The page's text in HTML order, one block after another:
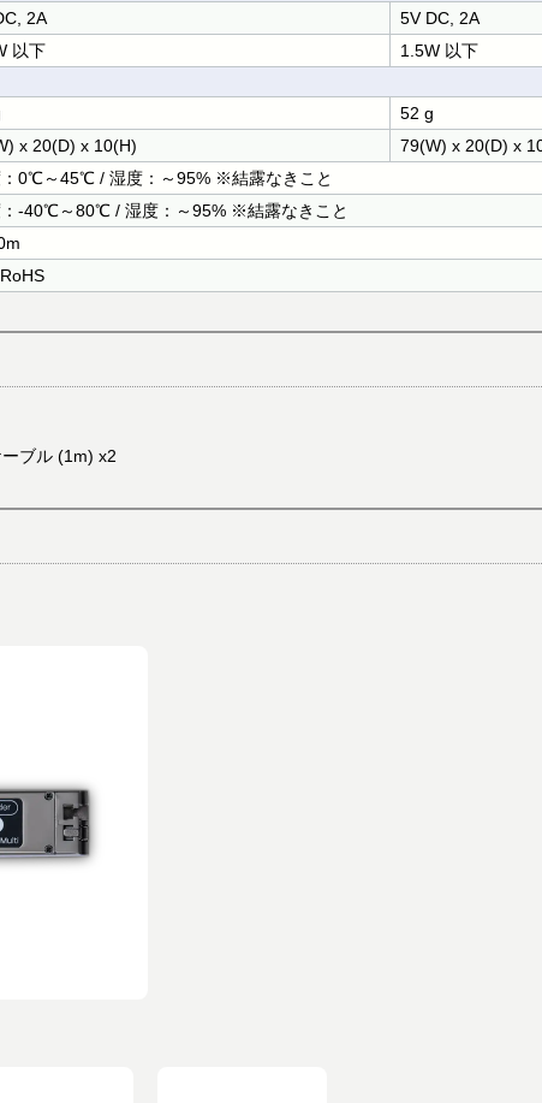
2A 5V DC, 2A
以下 1.5W 以下
52 g
x 20(D) x 10(H) 79(W) x 20(D) x
0℃～45℃ / 湿度：～95% ※結露なきこと
-40℃～80℃ / 湿度：～95% ※結露なきこと
ブル (1m) x2